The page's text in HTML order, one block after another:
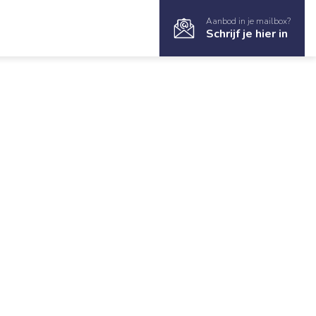
Aanbod in je mailbox?
Schrijf je hier in